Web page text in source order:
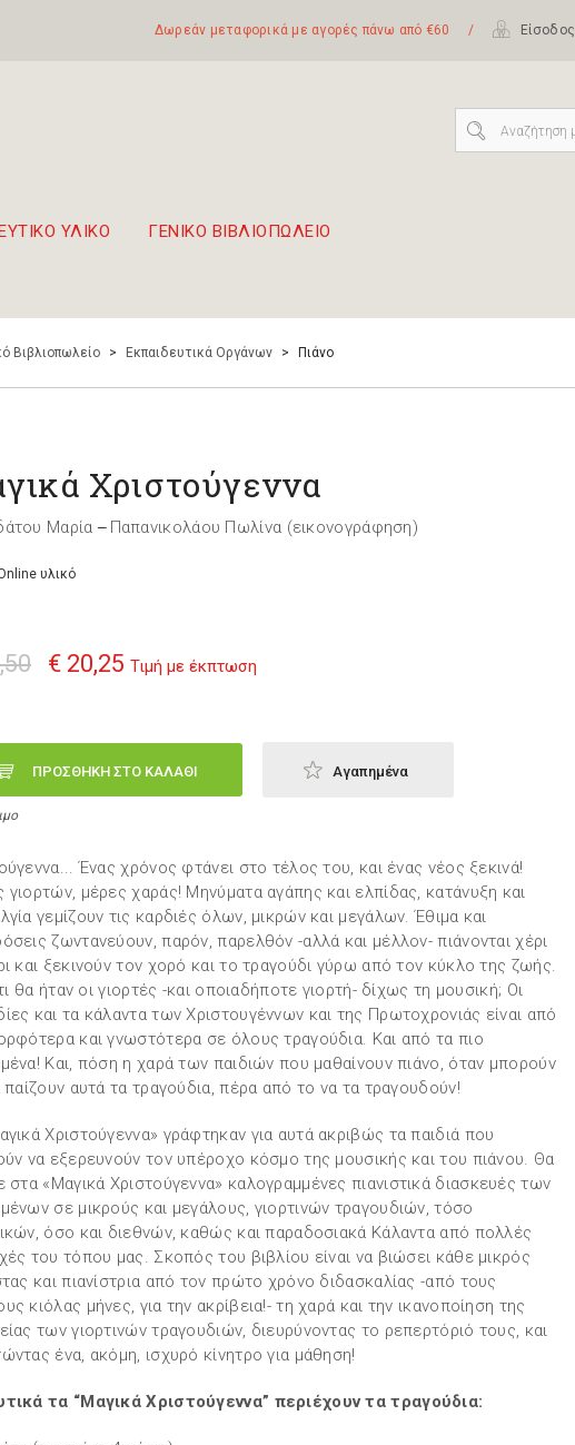
Δωρεάν μεταφορικά με αγορές πάνω από €60 / Είσοδος
ΥΛΙΚΟ ΓΕΝΙΚΟ ΒΙΒΛΙΟΠΩΛΕΙΟ
Βιβλιοπωλείο > Εκπαιδευτικά Οργάνων > Πιάνο
Χριστούγεννα
Μαρία — Παπανικολάου Πωλίνα (εικονογράφηση)
υλικό
€ 20,25 Τιμή με έκπτωση
ΠΡΟΣΘΗΚΗ ΣΤΟ ΚΑΛΑΘΙ Αγαπημένα
Ένας χρόνος φτάνει στο τέλος του, και ένας νέος ξεκινά!
γιορτών, μέρες χαράς! Μηνύματα αγάπης και ελπίδας, κατάνυξη και
γεμίζουν τις καρδιές όλων, μικρών και μεγάλων. Έθιμα και
ζωντανεύουν, παρόν, παρελθόν -αλλά και μέλλον- πιάνονται χέρι
και ξεκινούν τον χορό και το τραγούδι γύρω από τον κύκλο της ζωής.
τι θα ήταν οι γιορτές -και οποιαδήποτε γιορτή- δίχως τη μουσική; Οι
και τα κάλαντα των Χριστουγέννων και της Πρωτοχρονιάς είναι από
και γνωστότερα σε όλους τραγούδια. Και από τα πιο
Και, πόση η χαρά των παιδιών που μαθαίνουν πιάνο, όταν μπορούν
παίζουν αυτά τα τραγούδια, πέρα από το να τα τραγουδούν!
Χριστούγεννα» γράφτηκαν για αυτά ακριβώς τα παιδιά που
να εξερευνούν τον υπέροχο κόσμο της μουσικής και του πιάνου. Θα
στα «Μαγικά Χριστούγεννα» καλογραμμένες πιανιστικά διασκευές των
σε μικρούς και μεγάλους, γιορτινών τραγουδιών, τόσο
όσο και διεθνών, καθώς και παραδοσιακά Κάλαντα από πολλές
του τόπου μας. Σκοπός του βιβλίου είναι να βιώσει κάθε μικρός
και πιανίστρια από τον πρώτο χρόνο διδασκαλίας -από τους
κιόλας μήνες, για την ακρίβεια!- τη χαρά και την ικανοποίηση της
των γιορτινών τραγουδιών, διευρύνοντας το ρεπερτόριό τους, και
ένα, ακόμη, ισχυρό κίνητρο για μάθηση!
τα “Μαγικά Χριστούγεννα” περιέχουν τα τραγούδια: